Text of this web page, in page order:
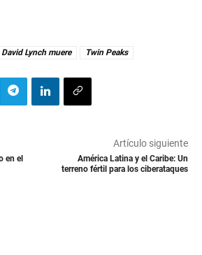
David Lynch muere Twin Peaks
en el
Artículo siguiente
América Latina y el Caribe: Un
terreno fértil para los ciberataques